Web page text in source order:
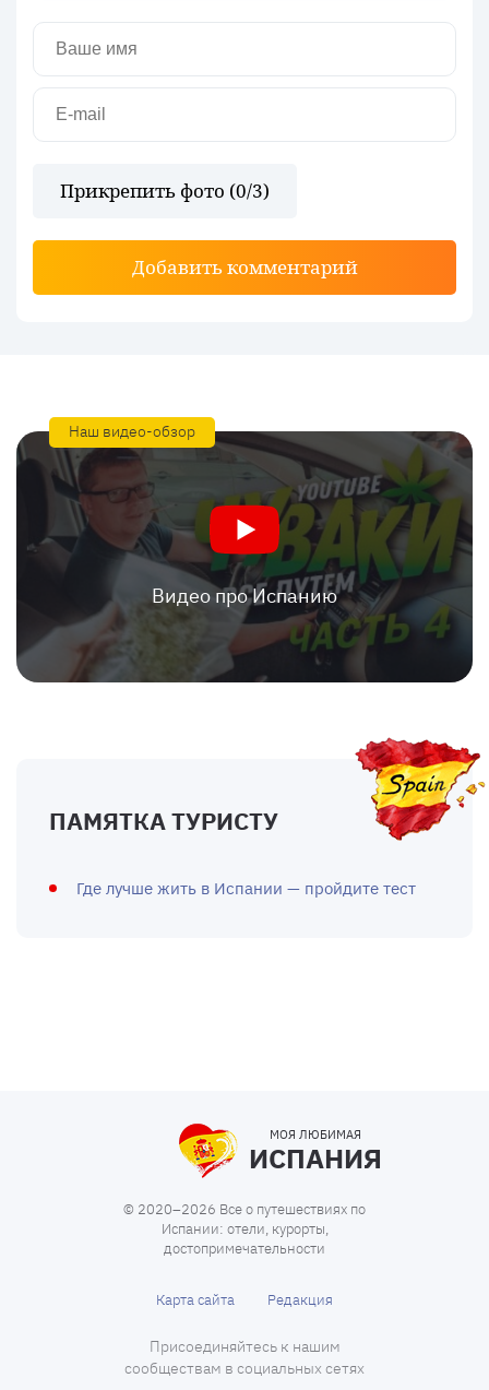
Прикрепить фото (0/3)
Добавить комментарий
Наш видео-обзор
Видео про Испанию
ПАМЯТКА ТУРИСТУ
Где лучше жить в Испании — пройдите тест
МОЯ ЛЮБИМАЯ
ИСПАНИЯ
© 2020–2026 Все о путешествиях по
Испании: отели, курорты,
достопримечательности
Карта сайта Редакция
Присоединяйтесь к нашим
сообществам в социальных сетях